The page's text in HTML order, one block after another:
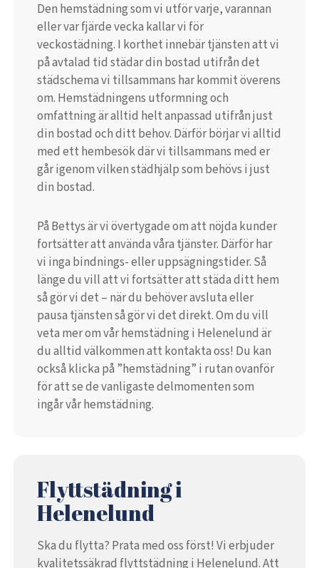
Den hemstädning som vi utför varje, varannan
eller var fjärde vecka kallar vi för
veckostädning. I korthet innebär tjänsten att vi
på avtalad tid städar din bostad utifrån det
städschema vi tillsammans har kommit överens
om. Hemstädningens utformning och
omfattning är alltid helt anpassad utifrån just
din bostad och ditt behov. Därför börjar vi alltid
med ett hembesök där vi tillsammans med er
går igenom vilken städhjälp som behövs i just
din bostad.
På Bettys är vi övertygade om att nöjda kunder
fortsätter att använda våra tjänster. Därför har
vi inga bindnings- eller uppsägningstider. Så
länge du vill att vi fortsätter att städa ditt hem
så gör vi det – när du behöver avsluta eller
pausa tjänsten så gör vi det direkt. Om du vill
veta mer om vår hemstädning i Helenelund är
du alltid välkommen att kontakta oss! Du kan
också klicka på ”hemstädning” i rutan ovanför
för att se de vanligaste delmomenten som
ingår vår hemstädning.
Flyttstädning i
Helenelund
Ska du flytta? Prata med oss först! Vi erbjuder
kvalitetssäkrad flyttstädning i Helenelund. Att